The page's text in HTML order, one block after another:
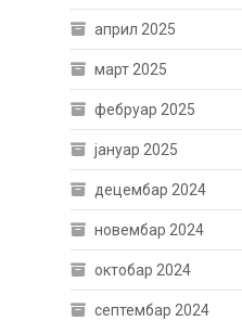
април 2025
март 2025
фебруар 2025
јануар 2025
децембар 2024
новембар 2024
октобар 2024
септембар 2024